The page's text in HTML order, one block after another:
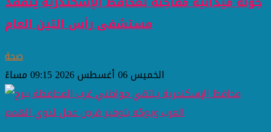
مستشفى رأس التين العام
صحة
الخميس 06 أغسطس 2026 09:15 مساءً